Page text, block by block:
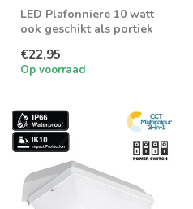
LED Plafonniere 10 watt
ook geschikt als portiek
bewe...
€22,95
Op voorraad